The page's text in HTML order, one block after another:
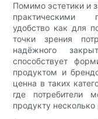
Помимо эстетики и
практическими
удобство как для
точки зрения
надёжного
способствует
продуктом и
ценна в таких
где потребители
продукту несколько